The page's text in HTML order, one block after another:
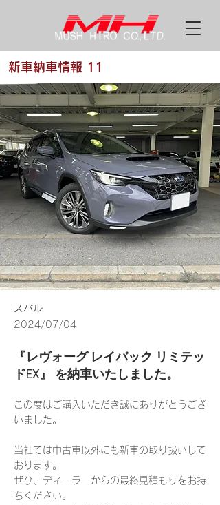
新車納車情報 11
スバル
2024/07/04
『レヴォーグ レイバック リミテッ
ドEX』 を納車いたしました。
この度はご購入いただき誠にありがとうござ
いました。
当社では中古車以外にも新車の取り扱いして
おります。
ぜひ、ディーラーからの最終見積もりをお持
ちください。